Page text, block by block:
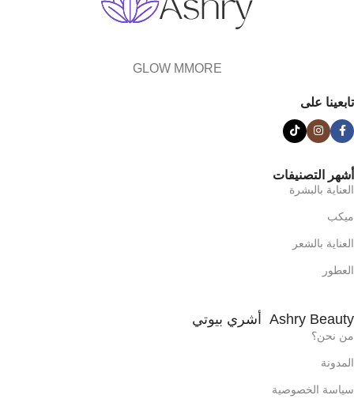
GLOW MMORE
تابعينا على
أشهر التصنيفات
العناية بالبشرة
ميكب
العناية بالشعر
العطور
Ashry Beauty أشري بيوتي
من نحن؟
المدونة
سياسة الخصوصية